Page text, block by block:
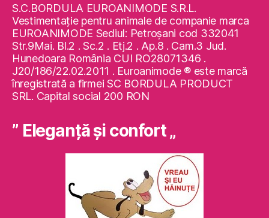
S.C.BORDULA EUROANIMODE S.R.L.
Vestimentaţie pentru animale de companie marca
EUROANIMODE Sediul: Petroşani cod 332041
Str.9Mai. Bl.2 . Sc.2 . Etj.2 . Ap.8 . Cam.3 Jud.
Hunedoara România CUI RO28071346 .
J20/186/22.02.2011 . Euroanimode ® este marcă
înregistrată a firmei SC BORDULA PRODUCT
SRL. Capital social 200 RON
” Eleganţă şi confort „